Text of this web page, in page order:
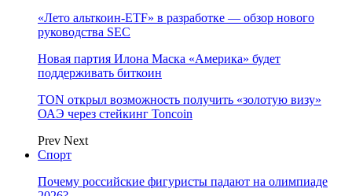
«Лето альткоин-ETF» в разработке — обзор нового
руководства SEC
Новая партия Илона Маска «Америка» будет
поддерживать биткоин
TON открыл возможность получить «золотую визу»
ОАЭ через стейкинг Toncoin
Prev Next
Спорт
Почему российские фигуристы падают на олимпиаде